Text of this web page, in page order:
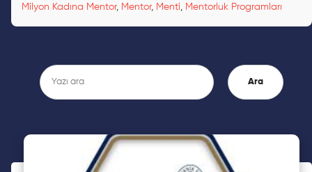
Milyon Kadına Mentor, Mentor, Menti, Mentorluk Programları
Ara